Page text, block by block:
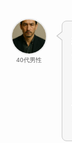
40代男性